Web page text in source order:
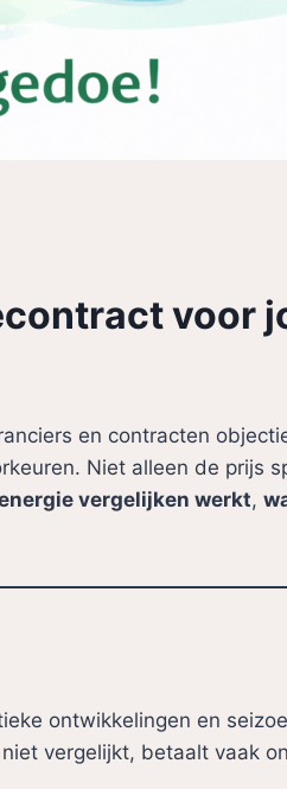
voor
en contracten
Niet alleen de prijs
vergelijken werkt,
ontwikkelingen en
vergelijkt, betaalt vaak